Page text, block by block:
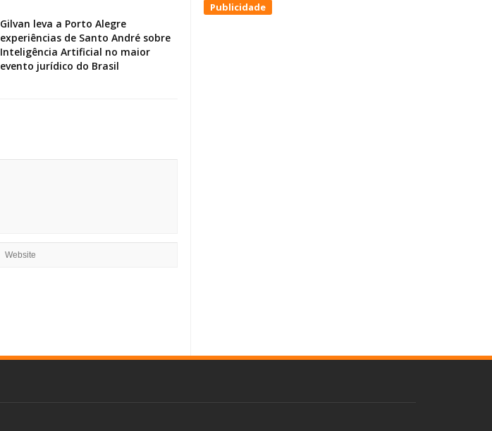
Gilvan leva a Porto Alegre
experiências de Santo André sobre
Inteligência Artificial no maior
evento jurídico do Brasil
Publicidade